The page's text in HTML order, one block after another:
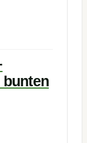
bunten